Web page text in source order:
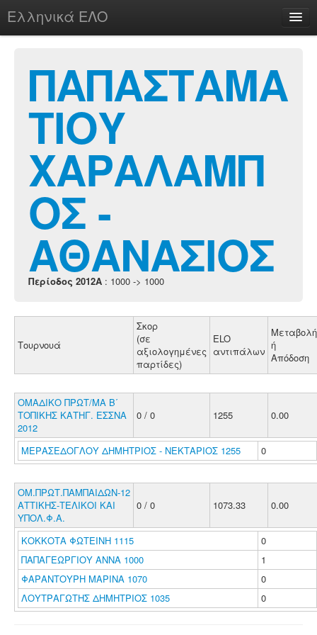
Ελληνικά ΕΛΟ
chesstu.be @ discord
Login
ΠΑΠΑΣΤΑΜΑ
ΤΙΟΥ
ΧΑΡΑΛΑΜΠ
ΟΣ -
ΑΘΑΝΑΣΙΟΣ
Περίοδος 2012A : 1000 -> 1000
Τουρνουά
Σκορ
(σε
αξιολογημένες
παρτίδες)
ELO
αντιπάλων
Μεταβολή
ή
Απόδοση
ΟΜΑΔΙΚΟ ΠΡΩΤ/ΜΑ Β΄
ΤΟΠΙΚΗΣ ΚΑΤΗΓ. ΕΣΣΝΑ
2012
0 / 0 1255 0.00
ΜΕΡΑΣΕΔΟΓΛΟΥ ΔΗΜΗΤΡΙΟΣ - ΝΕΚΤΑΡΙΟΣ 1255 0
ΟΜ.ΠΡΩΤ.ΠΑΜΠΑΙΔΩΝ-12
ΑΤΤΙΚΗΣ-ΤΕΛΙΚΟΙ ΚΑΙ
ΥΠΟΛ.Φ.Α.
0 / 0 1073.33 0.00
ΚΟΚΚΟΤΑ ΦΩΤΕΙΝΗ 1115
0
ΠΑΠΑΓΕΩΡΓΙΟΥ ΑΝΝΑ 1000
1
ΦΑΡΑΝΤΟΥΡΗ ΜΑΡΙΝΑ 1070
0
ΛΟΥΤΡΑΓΩΤΗΣ ΔΗΜΗΤΡΙΟΣ 1035
0